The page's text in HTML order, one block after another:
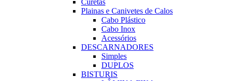
Curetas
Plainas e Canivetes de Calos
Cabo Plástico
Cabo Inox
Acessórios
DESCARNADORES
Simples
DUPLOS
BISTURIS